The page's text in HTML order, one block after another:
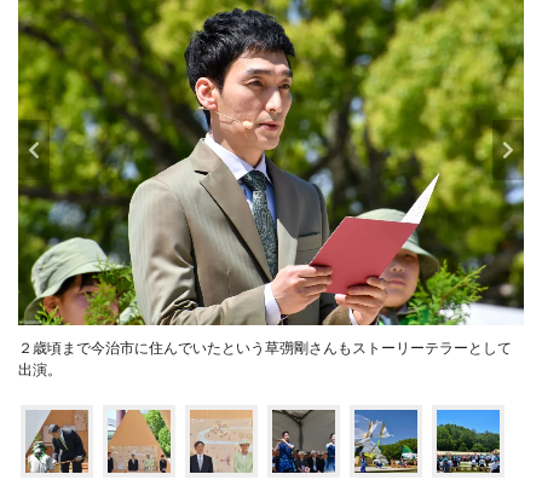
２歳頃まで今治市に住んでいたという草彅剛さんもストーリーテラーとして
出演。